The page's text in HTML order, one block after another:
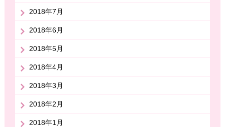
2018年7月
2018年6月
2018年5月
2018年4月
2018年3月
2018年2月
2018年1月